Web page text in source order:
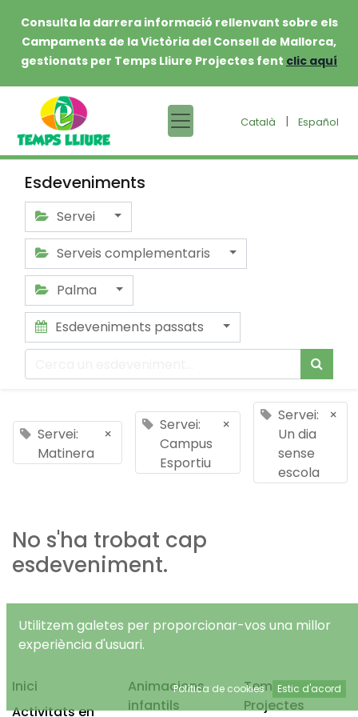
Consulta la darrera informació rellenvant sobre els
Campaments de la Victòria del Consell de Mallorca,
gestionats per Temps Lliure Projectes fent clic aquí
Català | Español
Esdeveniments
Servei
Serveis complementaris
Palma
Esdeveniments passats
Servei:
Matinera
×
Servei:
Campus
Esportiu
×
Servei:
Un dia
sense
escola
×
No s'ha trobat cap
esdeveniment.
Inici
Activitats en
Animacions
infantils
Temps Lliure
Projectes
Utilitzem galetes per proporcionar-vos una millor
experiència d'usuari.
Política de cookies Estic d'acord